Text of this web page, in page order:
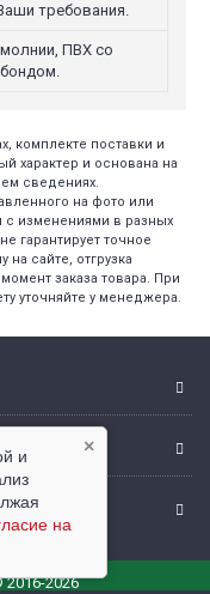
требования.
ПВХ со
комплекте поставки и
характер и основана на
сведениях.
на фото или
с изменениями в разных
гарантирует точное
на сайте, отгрузка
заказа товара. При
уточняйте у менеджера.
2026
×
и
на